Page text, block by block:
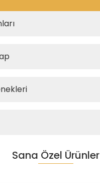
Sana Özel Ürünler